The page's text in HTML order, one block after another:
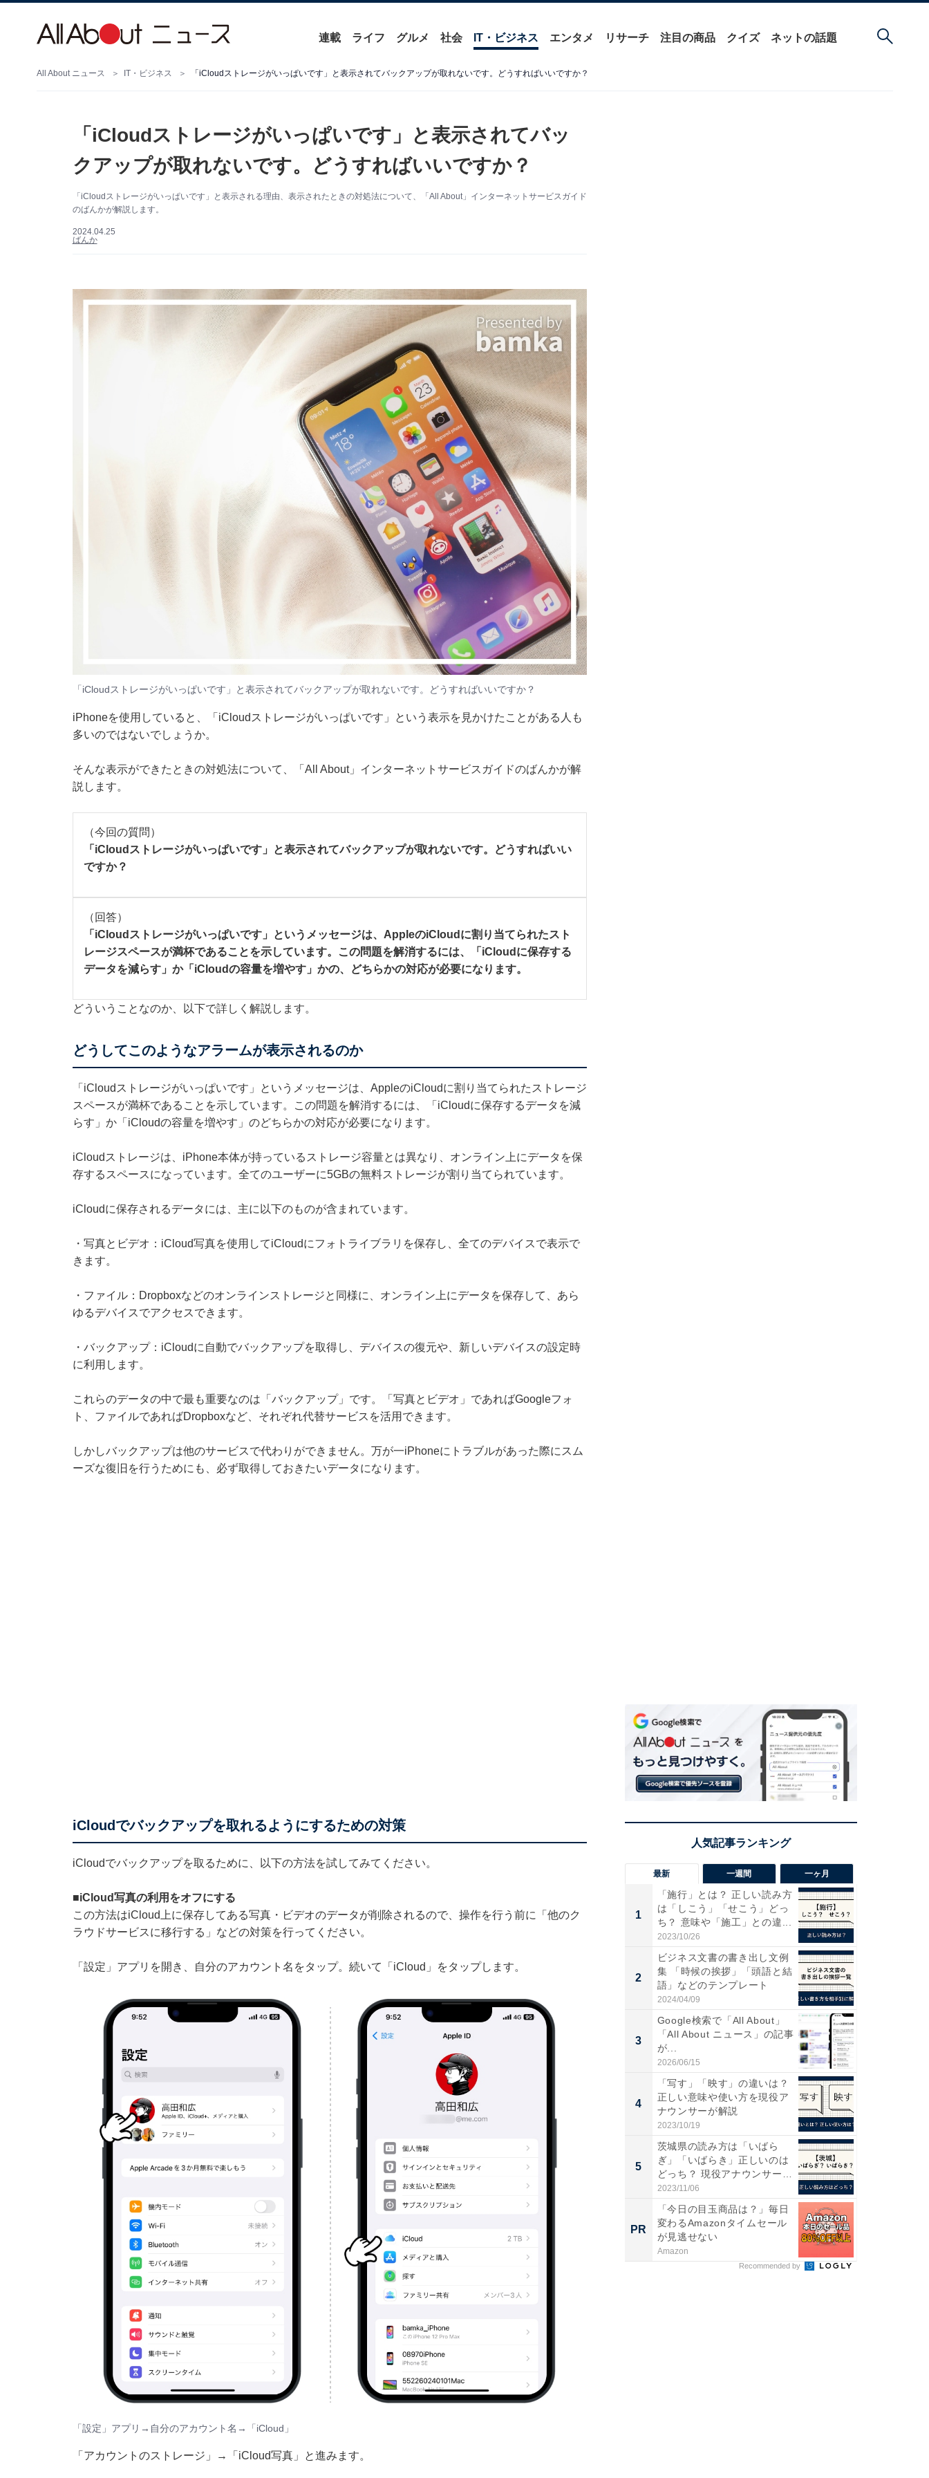
連載 ライフ グルメ 社会 IT・ビジネス エンタメ リサーチ 注目の商品 クイズ ネットの話題
All About ニュース IT・ビジネス 「iCloudストレージがいっぱいです」と表示されてバックアップが取れないです。どうすればいいですか？
「iCloudストレージがいっぱいです」と表示されてバッ
クアップが取れないです。どうすればいいですか？
「iCloudストレージがいっぱいです」と表示される理由、表示されたときの対処法について、「All About」インターネットサービスガイド
のばんかが解説します。
2024.04.25
ばんか
「iCloudストレージがいっぱいです」と表示されてバックアップが取れないです。どうすればいいですか？
iPhoneを使用していると、「iCloudストレージがいっぱいです」という表示を見かけたことがある人も
多いのではないでしょうか。
そんな表示ができたときの対処法について、「All About」インターネットサービスガイドのばんかが解
説します。
（今回の質問）
「iCloudストレージがいっぱいです」と表示されてバックアップが取れないです。どうすればいい
ですか？
（回答）
「iCloudストレージがいっぱいです」というメッセージは、AppleのiCloudに割り当てられたスト
レージスペースが満杯であることを示しています。この問題を解消するには、「iCloudに保存する
データを減らす」か「iCloudの容量を増やす」かの、どちらかの対応が必要になります。
どういうことなのか、以下で詳しく解説します。
どうしてこのようなアラームが表示されるのか
「iCloudストレージがいっぱいです」というメッセージは、AppleのiCloudに割り当てられたストレージ
スペースが満杯であることを示しています。この問題を解消するには、「iCloudに保存するデータを減
らす」か「iCloudの容量を増やす」のどちらかの対応が必要になります。
iCloudストレージは、iPhone本体が持っているストレージ容量とは異なり、オンライン上にデータを保
存するスペースになっています。全てのユーザーに5GBの無料ストレージが割り当てられています。
iCloudに保存されるデータには、主に以下のものが含まれています。
・写真とビデオ：iCloud写真を使用してiCloudにフォトライブラリを保存し、全てのデバイスで表示で
きます。
・ファイル：Dropboxなどのオンラインストレージと同様に、オンライン上にデータを保存して、あら
ゆるデバイスでアクセスできます。
・バックアップ：iCloudに自動でバックアップを取得し、デバイスの復元や、新しいデバイスの設定時
に利用します。
これらのデータの中で最も重要なのは「バックアップ」です。「写真とビデオ」であればGoogleフォ
ト、ファイルであればDropboxなど、それぞれ代替サービスを活用できます。
しかしバックアップは他のサービスで代わりができません。万が一iPhoneにトラブルがあった際にスム
ーズな復旧を行うためにも、必ず取得しておきたいデータになります。
iCloudでバックアップを取れるようにするための対策
iCloudでバックアップを取るために、以下の方法を試してみてください。
■iCloud写真の利用をオフにする
この方法はiCloud上に保存してある写真・ビデオのデータが削除されるので、操作を行う前に「他のク
ラウドサービスに移行する」などの対策を行ってください。
「設定」アプリを開き、自分のアカウント名をタップ。続いて「iCloud」をタップします。
「設定」アプリ→自分のアカウント名→「iCloud」
「アカウントのストレージ」→「iCloud写真」と進みます。
最新 一週間 一ヶ月
1
「施行」とは？ 正しい読み方
は「しこう」「せこう」どっ
ち？ 意味や「施工」との違...
2023/10/26
2
ビジネス文書の書き出し文例
集 「時候の挨拶」「頭語と結
語」などのテンプレート
2024/04/09
3
Google検索で「All About」
「All About ニュース」の記事
が...
2026/06/15
4
「写す」「映す」の違いは？
正しい意味や使い方を現役ア
ナウンサーが解説
2023/10/19
5
茨城県の読み方は「いばら
ぎ」「いばらき」正しいのは
どっち？ 現役アナウンサーが
解...
2023/11/06
PR
「今日の目玉商品は？」毎日
変わるAmazonタイムセール
が見逃せない
Amazon
Recommended by